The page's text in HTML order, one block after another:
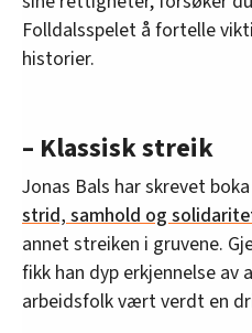
Folldalsspelet å fortelle
historier.
– Klassisk streik
Jonas Bals har skrevet boka
strid, samhold og
annet streiken i gruvene.
fikk han dyp erkjennelse av
arbeidsfolk vært verdt en